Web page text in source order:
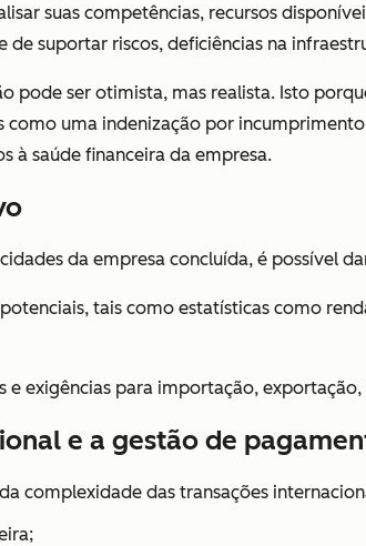
suas competências, recursos
de suportar riscos, deficiências na
pode ser otimista, mas realista. Isto
como uma indenização por
à saúde financeira da empresa.
da empresa concluída, é possível
tais como estatísticas como
exigências para importação,
e a gestão de
complexidade das transações